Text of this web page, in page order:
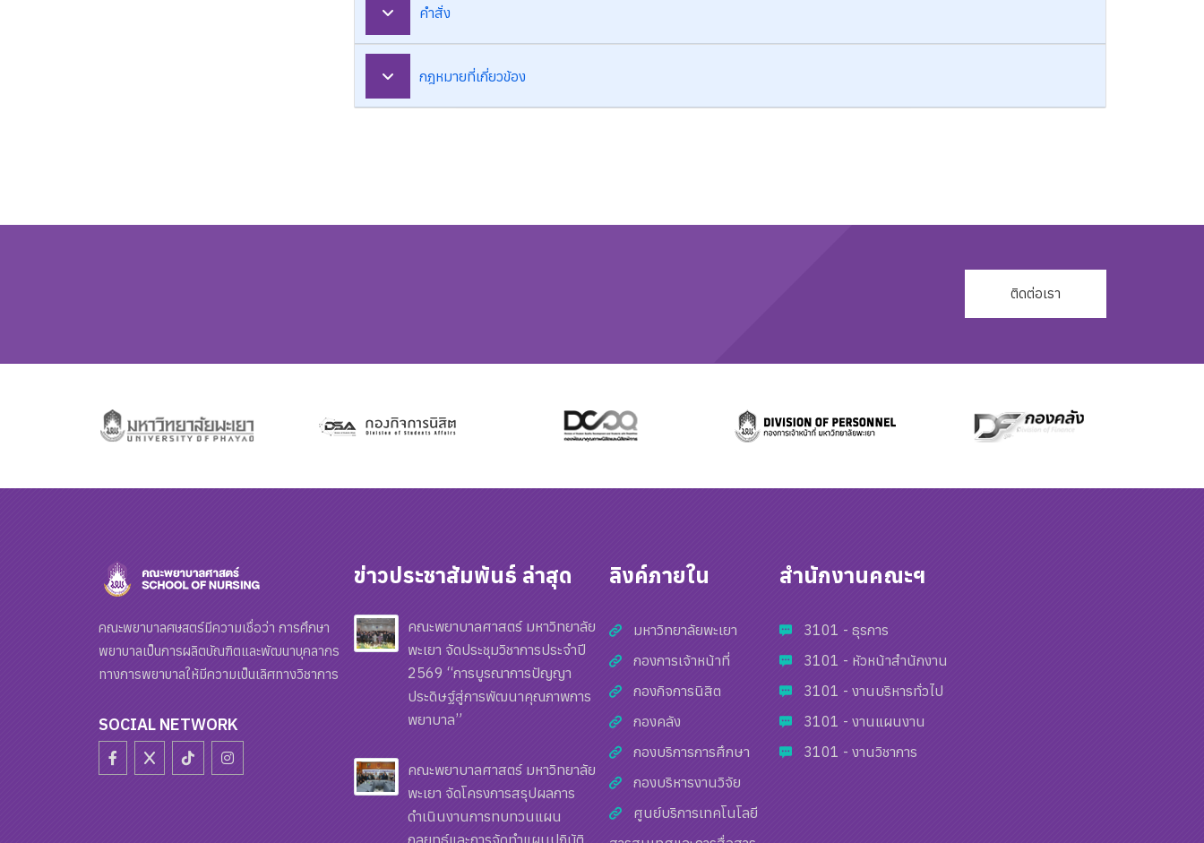
คำสั่ง
กฎหมายที่เกี่ยวข้อง
ติดต่อเรา
คณะพยาบาลศษสตร์มีความเชื่อว่า การศึกษา
พยาบาลเป็นการผลิตบัณฑิตและพัฒนาบุคลากร
ทางการพยาบาลให้มีความเป็นเลิศทางวิชาการ
SOCIAL NETWORK
ข่าวประชาสัมพันธ์ ล่าสุด
คณะพยาบาลศาสตร์ มหาวิทยาลัย
พะเยา จัดประชุมวิชาการประจำปี
2569 “การบูรณาการปัญญา
ประดิษฐ์สู่การพัฒนาคุณภาพการ
พยาบาล”
คณะพยาบาลศาสตร์ มหาวิทยาลัย
พะเยา จัดโครงการสรุปผลการ
ดำเนินงานการทบทวนแผน
กลยุทธ์และการจัดทำแผนปฏิบัติ
ลิงค์ภายใน
มหาวิทยาลัยพะเยา
กองการเจ้าหน้าที่
กองกิจการนิสิต
กองคลัง
กองบริการการศึกษา
กองบริหารงานวิจัย
ศูนย์บริการเทคโนโลยี
สำนักงานคณะฯ
3101 - ธุรการ
3101 - หัวหน้าสำนักงาน
3101 - งานบริหารทั่วไป
3101 - งานแผนงาน
3101 - งานวิชาการ